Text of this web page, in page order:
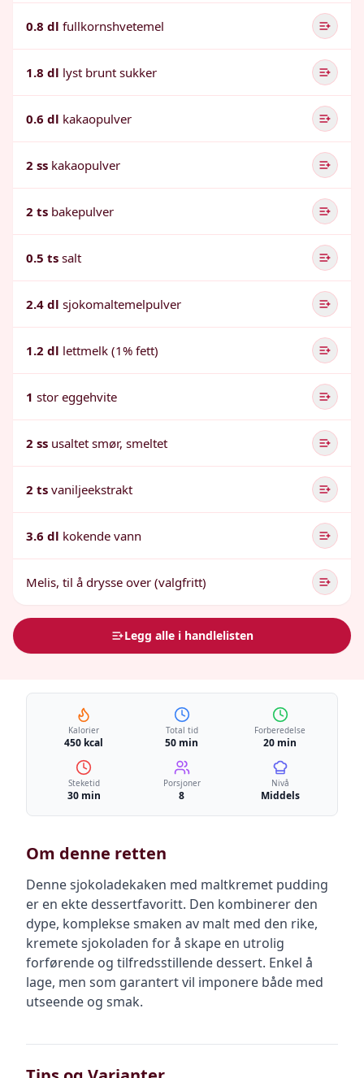
0.8 dl fullkornshvetemel
1.8 dl lyst brunt sukker
0.6 dl kakaopulver
2 ss kakaopulver
2 ts bakepulver
0.5 ts salt
2.4 dl sjokomaltemelpulver
1.2 dl lettmelk (1% fett)
1 stor eggehvite
2 ss usaltet smør, smeltet
2 ts vaniljeekstrakt
3.6 dl kokende vann
Melis, til å drysse over (valgfritt)
Legg alle i handlelisten
Kalorier
450 kcal
Total tid
50 min
Forberedelse
20 min
Steketid
30 min
Porsjoner
8
Nivå
Middels
Om denne retten
Denne sjokoladekaken med maltkremet pudding
er en ekte dessertfavoritt. Den kombinerer den
dype, komplekse smaken av malt med den rike,
kremete sjokoladen for å skape en utrolig
forførende og tilfredsstillende dessert. Enkel å
lage, men som garantert vil imponere både med
utseende og smak.